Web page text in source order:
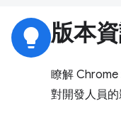
lightbulb 版本
瞭解 Chrome
對開發人員的